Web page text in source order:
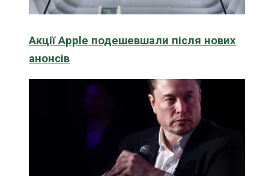
Акції Apple подешевшали після нових
анонсів